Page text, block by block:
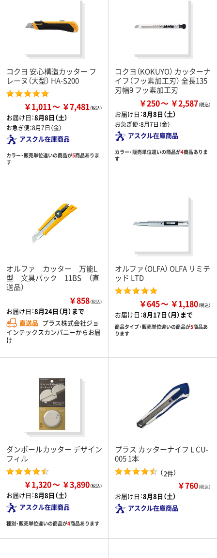
コクヨ 安心構造カッター フ
レーヌ（大型） HA-S200
￥1,011 ￥7,481
お届け日：8月8日（土）
お急ぎ便：8月7日（金）
アスクル在庫商品
カラー・販売単位違いの商品が5商品ありま
す
コクヨ（KOKUYO） カッターナ
イフ（フッ素加工刃） 全長135
刃幅9 フッ素加工刃
￥250 ￥2,587
お届け日：8月8日（土）
お急ぎ便：8月7日（金）
アスクル在庫商品
カラー・販売単位違いの商品が4商品ありま
す
オルファ カッター 万能L
型 文具パック 11BS （直
送品）
￥858（税込）
お届け日：8月24日（月）まで
直送品 プラス株式会社ジョ
インテックスカンパニーからお届
け
オルファ（OLFA） OLFA リミテ
ッド LTD
￥645 ￥1,180
お届け日：8月17日（月）まで
商品タイプ・販売単位違いの商品が5商品あ
ります
ダンボールカッター デザイン
フィル
￥1,320 ￥3,890
お届け日：8月8日（土）
アスクル在庫商品
種別・販売単位違いの商品が4商品あります
プラス カッターナイフ L CU-
005 1本
（2件）
￥760（税込）
お届け日：8月8日（土）
アスクル在庫商品